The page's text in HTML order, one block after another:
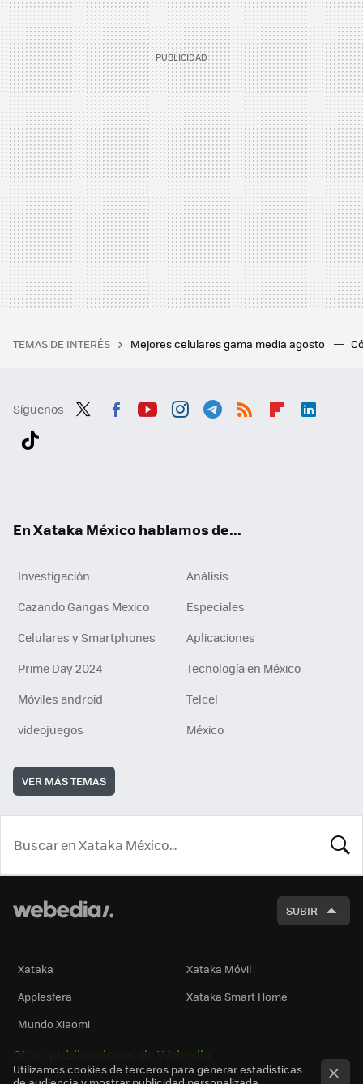
TEMAS DE INTERÉS Mejores celulares gama media agosto
Síguenos
En Xataka México hablamos de...
Investigación
Análisis
Cazando Gangas Mexico
Especiales
Celulares y Smartphones
Aplicaciones
Prime Day 2024
Tecnología en México
Móviles android
Telcel
videojuegos
México
VER MÁS TEMAS
SUBIR
Xataka
Xataka Móvil
Applesfera
Xataka Smart Home
Mundo Xiaomi
Otras publicaciones de Webedia
Utilizamos cookies de terceros para generar estadísticas